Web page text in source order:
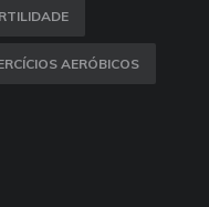
AERÓBICOS